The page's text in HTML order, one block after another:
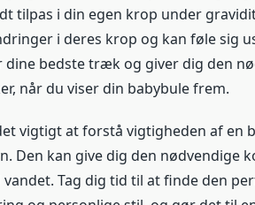
tilpas i din egen krop under
i deres krop og kan føle sig
bedste træk og giver dig den
når du viser din babybule frem.
vigtigt at forstå vigtigheden af en
Den kan give dig den nødvendige
vandet. Tag dig tid til at finde den